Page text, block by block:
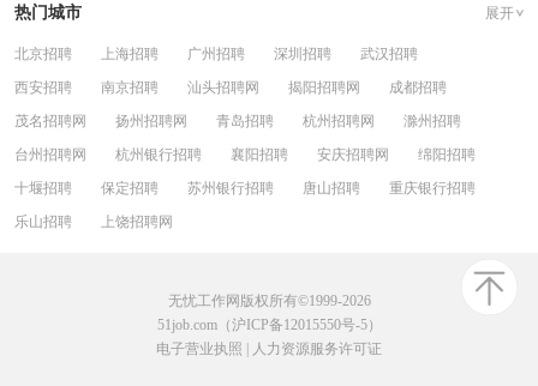
热门城市 展开
北京招聘 上海招聘 广州招聘 深圳招聘
武汉招聘
西安招聘
南京招聘 汕头招聘网 揭阳招聘网
成都招聘
茂名招聘网
扬州招聘网 青岛招聘 杭州招聘网
滁州招聘
台州招聘网
杭州银行招聘 襄阳招聘 安庆招聘网
绵阳招聘
十堰招聘
保定招聘 苏州银行招聘 唐山招聘
重庆银行招聘
乐山招聘
上饶招聘网
无忧工作网版权所有©1999-2026
51job.com（沪ICP备12015550号-5）
电子营业执照
人力资源服务许可证